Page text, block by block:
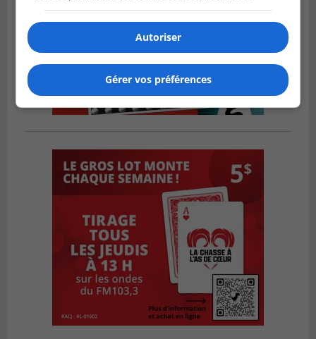
Autoriser
Gérer vos préférences